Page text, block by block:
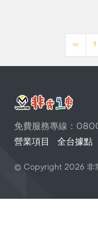
<< 1
免費服務專線：
營業項目
全台據點
© Copyright 2026 非